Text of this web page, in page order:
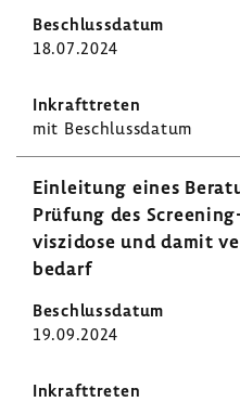
18.07.2024
mit Beschluss­datum
Einlei­tung eines
Prüfung des
vis­zi­dose und damit
be­darf
19.09.2024